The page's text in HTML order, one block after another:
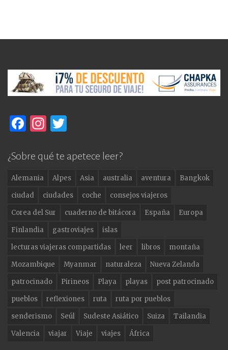
F
c
e
b
o
o
k
In
a
g
ra
m
it
te
r
¿Sobre qué te apetece leer?
Alemania Alpes Asia australia aventura
Bangkok
ciudad
ciudades coche
consejos viajeros
Corea del Sur
cuaderno de bitácora España
Europa
Finlandia
gastroviajes
islas
lecturas viajeras compartidas
leer libros
montaña
Mozambique
Myanmar naturaleza
Nueva Zelanda
patrocinado
Pirineos Playa playas
post patrocinado
pueblos
reflexiones ruta
ruta por pueblos
senderismo
Seúl Sudeste Asiático Suiza
Tailandia
Valencia
viajar Viaje viajes África